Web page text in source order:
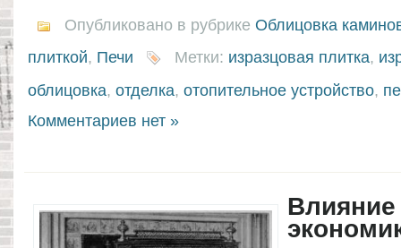
Опубликовано в рубрике Облицовка
плиткой, Печи Метки: изразцовая плитка,
облицовка, отделка, отопительное устройство,
Комментариев нет »
Влияние